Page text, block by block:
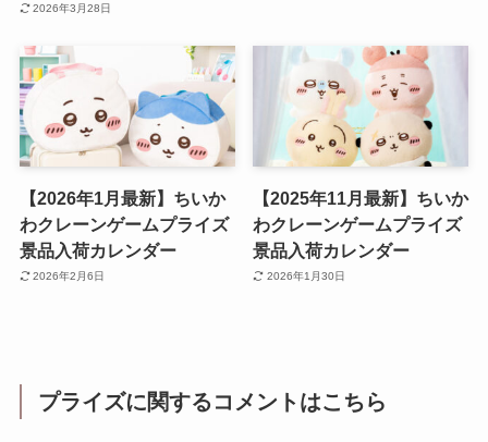
2026年3月28日
【2026年1月最新】ちいか
わクレーンゲームプライズ
景品入荷カレンダー
2026年2月6日
【2025年11月最新】ちいか
わクレーンゲームプライズ
景品入荷カレンダー
2026年1月30日
プライズに関するコメントはこちら